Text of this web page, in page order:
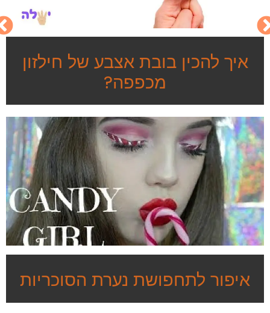
איך להכין בובת אצבע של חילזון
מכפפה?
איפור לתחפושת נערת הסוכריות